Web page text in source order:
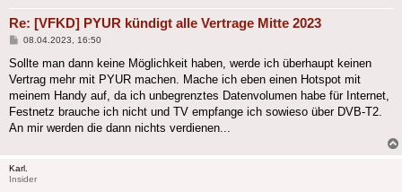
Re: [VFKD] PYUR kündigt alle Vertrage Mitte 2023
Beitrag
08.04.2023, 16:50
Sollte man dann keine Möglichkeit haben, werde ich überhaupt keinen
Vertrag mehr mit PYUR machen. Mache ich eben einen Hotspot mit
meinem Handy auf, da ich unbegrenztes Datenvolumen habe für Internet,
Festnetz brauche ich nicht und TV empfange ich sowieso über DVB-T2.
An mir werden die dann nichts verdienen...
Karl.
Insider